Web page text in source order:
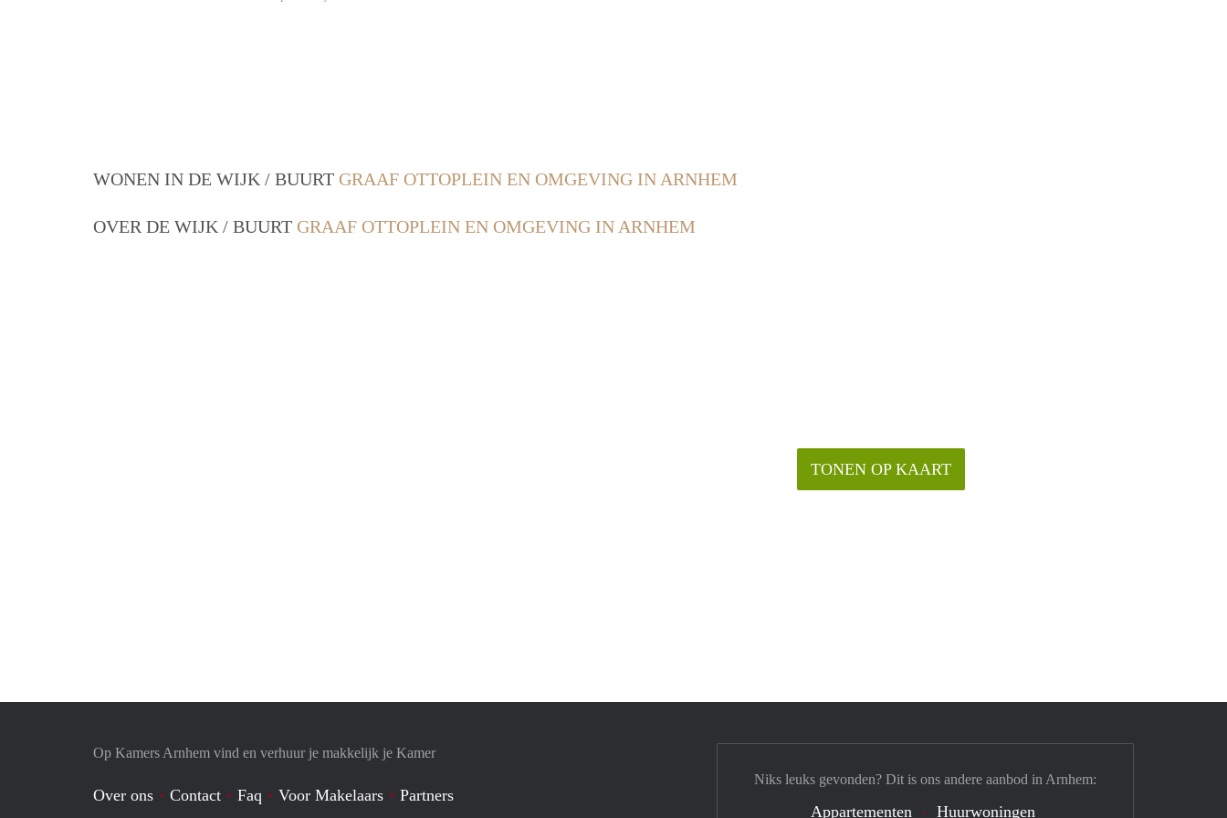
WONEN IN DE WIJK / BUURT GRAAF OTTOPLEIN EN OMGEVING IN ARNHEM
OVER DE WIJK / BUURT GRAAF OTTOPLEIN EN OMGEVING IN ARNHEM
TONEN OP KAART
Op Kamers Arnhem vind en verhuur je makkelijk je Kamer
Over ons Contact Faq Voor Makelaars Partners
Niks leuks gevonden? Dit is ons andere aanbod in Arnhem:
Appartementen Huurwoningen